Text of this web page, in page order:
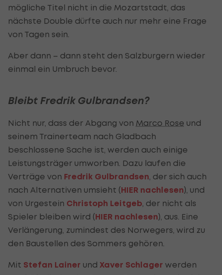
mögliche Titel nicht in die Mozartstadt, das
nächste Double dürfte auch nur mehr eine Frage
von Tagen sein.
Aber dann – dann steht den Salzburgern wieder
einmal ein Umbruch bevor.
Bleibt Fredrik Gulbrandsen?
Nicht nur, dass der Abgang von Marco Rose und
seinem Trainerteam nach Gladbach
beschlossene Sache ist, werden auch einige
Leistungsträger umworben. Dazu laufen die
Verträge von Fredrik Gulbrandsen, der sich auch
nach Alternativen umsieht (HIER nachlesen), und
von Urgestein Christoph Leitgeb, der nicht als
Spieler bleiben wird (HIER nachlesen), aus. Eine
Verlängerung, zumindest des Norwegers, wird zu
den Baustellen des Sommers gehören.
Mit Stefan Lainer und Xaver Schlager werden